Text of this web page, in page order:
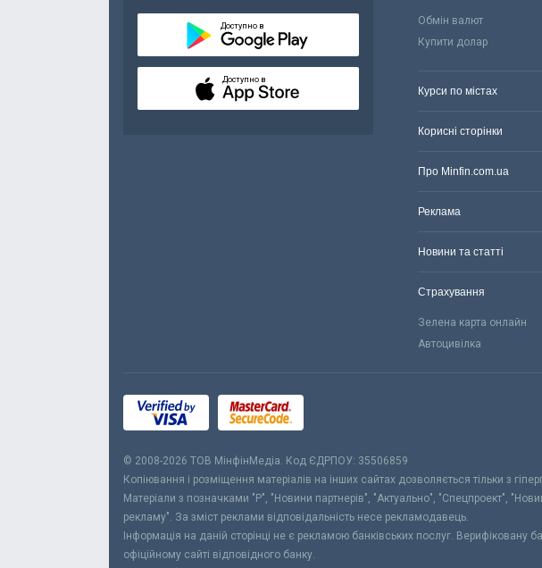
Доступно в
Доступно в
Обмін валют
Купити долар
Курси по містах
Корисні сторінки
Про Minfin.com.ua
Реклама
Новини та статті
Страхування
Зелена карта онлайн
Автоцивілка
© 2008-2026 ТОВ МiнфiнМедiа. Код ЄДРПОУ: 35506859
Копіювання і розміщення матеріалів на інших сайтах дозволяється тільки з
Матеріали з позначками "Р", "Новини партнерів", "Актуально", "Спецпроект",
рекламу". За зміст реклами відповідальність несе рекламодавець.
Інформація на даній сторінці не є рекламою банківських послуг.
офіційному сайті відповідного банку.